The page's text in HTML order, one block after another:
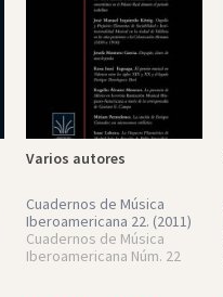
Varios autores
Cuadernos de Música
Iberoamericana 22. (2011)
Cuadernos de Música
Iberoamericana Núm. 22